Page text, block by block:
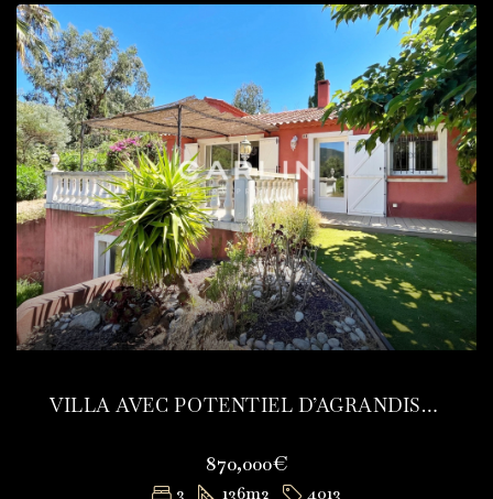
VILLA AVEC POTENTIEL D’AGRANDISSEMENT
870,000€
3 136m2 4013